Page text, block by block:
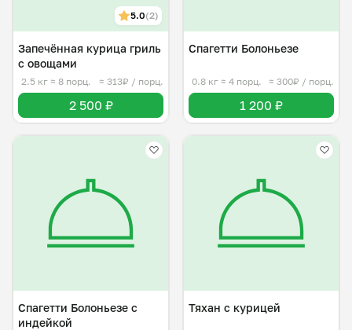
5.0(2)
Запечённая курица гриль
с овощами
2.5 кг ≈ 8 порц. ≈ 313₽ / порц.
2 500 ₽
Спагетти Болоньезе
0.8 кг ≈ 4 порц. ≈ 300₽ / порц.
1 200 ₽
Спагетти Болоньезе с
индейкой
Тяхан с курицей